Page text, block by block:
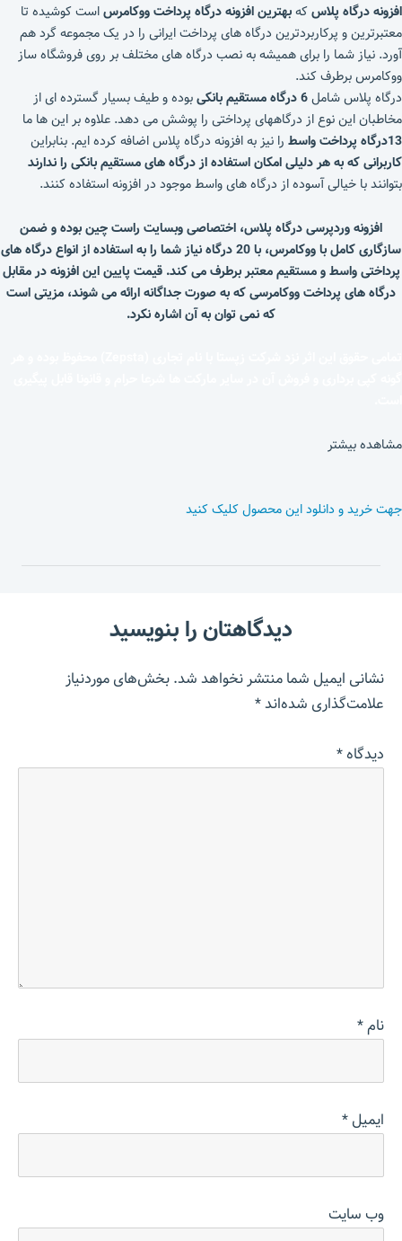
افزونه درگاه پلاسکهبهترین افزونه درگاه پرداخت ووکامرساست کوشیده تا
معتبرترین و پرکاربردترین درگاه های پرداخت ایرانی را در یک مجموعه گرد هم
آورد. نیاز شما را برای همیشه به نصب درگاه های مختلف بر روی فروشگاه ساز
ووکامرس برطرف کند.
درگاه پلاس شامل6 درگاه مستقیم بانکی
بوده و طیف بسیار گسترده ای از
مخاطبان این نوع از درگاههای پرداختی را پوشش می دهد. علاوه بر این ها ما
13درگاه پرداخت واسط
را نیز به افزونه درگاه پلاس اضافه کرده ایم. بنابراین
کاربرانی که به هر دلیلی امکان استفاده از درگاه های مستقیم بانکی را ندارند
بتوانند با خیالی آسوده از درگاه های واسط موجود در افزونه استفاده کنند.
افزونه وردپرسی درگاه پلاس، اختصاصی وبسایت راست چین بوده و ضمن
سازگاری کامل با ووکامرس، با 20 درگاه نیاز شما را به استفاده از انواع درگاه های
پرداختی واسط و مستقیم معتبر برطرف می کند. قیمت پایین این افزونه در مقابل
درگاه های پرداخت ووکامرسی که به صورت جداگانه ارائه می شوند، مزیتی است
که نمی توان به آن اشاره نکرد.
مشاهده بیشتر
جهت خرید و دانلود این محصول کلیک کنید
دیدگاهتان را بنویسید
نشانی ایمیل شما منتشر نخواهد شد.بخش‌های موردنیاز
علامت‌گذاری شده‌اند*
دیدگاه*
نام*
ایمیل*
وب‌ سایت